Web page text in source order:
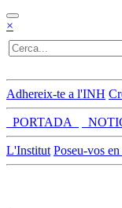
×
Adhereix-te a l'INH
_PORTADA_
L'Institut Poseu-vos